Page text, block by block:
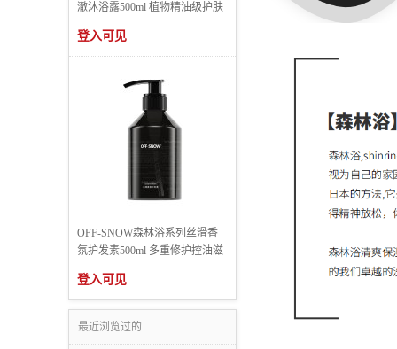
澈沐浴露500ml 植物精油级护肤
登入可见
OFF-SNOW森林浴系列丝滑香
氛护发素500ml 多重修护控油滋
登入可见
最近浏览过的